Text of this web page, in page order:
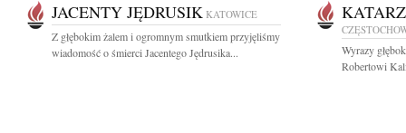
JACENTY JĘDRUSIK KATOWICE
Z głębokim żalem i ogromnym smutkiem przyjęliśmy
wiadomość o śmierci Jacentego Jędrusika...
Wyrazy
Robertowi